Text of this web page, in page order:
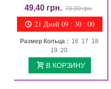
49,40 грн. 76,00 грн.
21 Дней 09 : 29 : 58
Размер Кольца : 16 17 18
19 20
В КОРЗИНУ